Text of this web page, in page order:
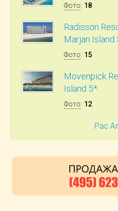
Фото: 18
Radisson
Marjan Island
Фото: 15
Movenpick
Island 5*
Фото: 12
Рас